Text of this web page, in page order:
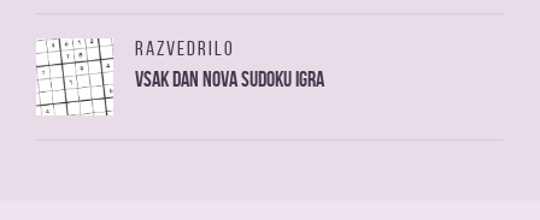
RAZVEDRILO
Vsak dan nova sudoku igra